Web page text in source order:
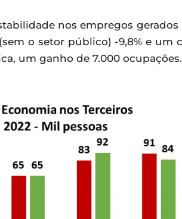
nos empregos
o setor público) -9,8% e um
um ganho de 7.000 ocupações.